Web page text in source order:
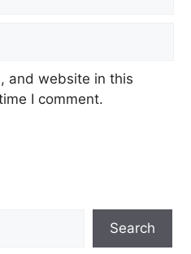
and website in this
I comment.
Search